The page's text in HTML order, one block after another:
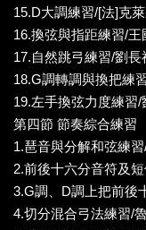
15.D大調練習/[法]克
16.換弦與指距練習/王
17.自然跳弓練習/劉長
18.G調轉調與換把練
19.左手換弦力度練習
第四節 節奏綜合練習
1.琶音與分解和弦練
2.前後十六分音符及
3.G調、D調上把前後
4.切分混合弓法練習/